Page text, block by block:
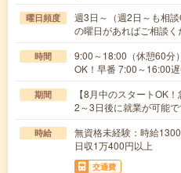
曜日頻度
週3日～（週2日～も相
の曜日があればご相談く
時間
9:00～18:00（休憩60分
OK！早番 7:00～16:00
期間
【8月中のスタートOK
2～3日後に就業が可能で
時給
無資格未経験：時給
日収1万400円以上
交通費